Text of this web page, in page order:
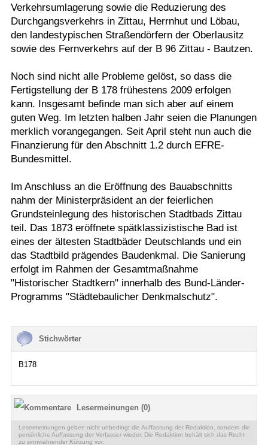
Verkehrsumlagerung sowie die Reduzierung des
Durchgangsverkehrs in Zittau, Herrnhut und Löbau,
den landestypischen Straßendörfern der Oberlausitz
sowie des Fernverkehrs auf der B 96 Zittau - Bautzen.
Noch sind nicht alle Probleme gelöst, so dass die
Fertigstellung der B 178 frühestens 2009 erfolgen
kann. Insgesamt befinde man sich aber auf einem
guten Weg. Im letzten halben Jahr seien die Planungen
merklich vorangegangen. Seit April steht nun auch die
Finanzierung für den Abschnitt 1.2 durch EFRE-
Bundesmittel.
Im Anschluss an die Eröffnung des Bauabschnitts
nahm der Ministerpräsident an der feierlichen
Grundsteinlegung des historischen Stadtbads Zittau
teil. Das 1873 eröffnete spätklassizistische Bad ist
eines der ältesten Stadtbäder Deutschlands und ein
das Stadtbild prägendes Baudenkmal. Die Sanierung
erfolgt im Rahmen der Gesamtmaßnahme
"Historischer Stadtkern" innerhalb des Bund-Länder-
Programms "Städtebaulicher Denkmalschutz".
Stichwörter
B178
Lesermeinungen (0)
Lesermeinungen geben nicht unbedingt die Auffassung der Redaktion, sondern die
persönliche Auffassung der Verfasser wieder. Die Redaktion behält sich das Recht
zu sinnwahrender Kürzung vor.